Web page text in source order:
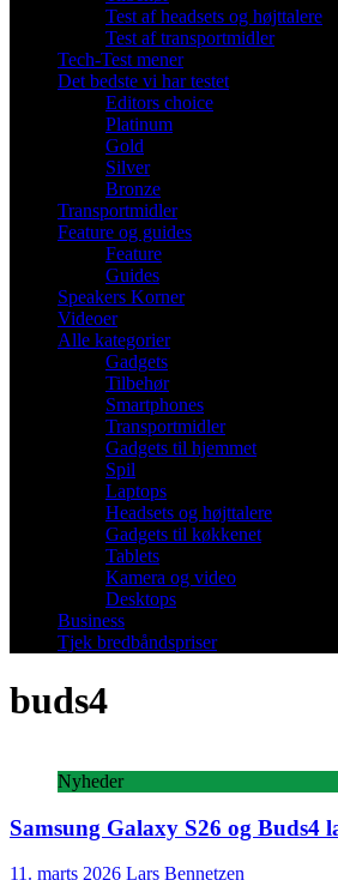
Test af headsets og højttalere
Test af transportmidler
Tech-Test mener
Det bedste vi har testet
Editors choice
Platinum
Gold
Silver
Bronze
Transportmidler
Feature og guides
Feature
Guides
Speakers Korner
Videoer
Alle kategorier
Gadgets
Tilbehør
Smartphones
Transportmidler
Gadgets til hjemmet
Spil
Laptops
Headsets og højttalere
Gadgets til køkkenet
Tablets
Kamera og video
Desktops
Business
Tjek bredbåndspriser
buds4
Nyheder
Samsung Galaxy S26 og Buds4
11. marts 2026 Lars Bennetzen